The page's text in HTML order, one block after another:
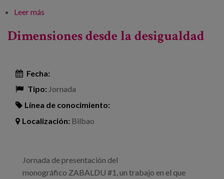
Leer más
Dimensiones desde la desigualdad
Fecha:
Tipo: Jornada
Línea de conocimiento:
Localización: Bilbao
Jornada de presentación del
monográfico ZABALDU #1, un trabajo en el que